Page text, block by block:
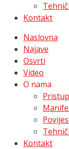
Kontakt
Naslovna
Najave
Osvrti
Video
O nama
Kontakt